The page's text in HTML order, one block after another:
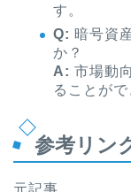
す。
Q: 暗号資
か？
A: 市場動
ることがで
参考リン
元記事